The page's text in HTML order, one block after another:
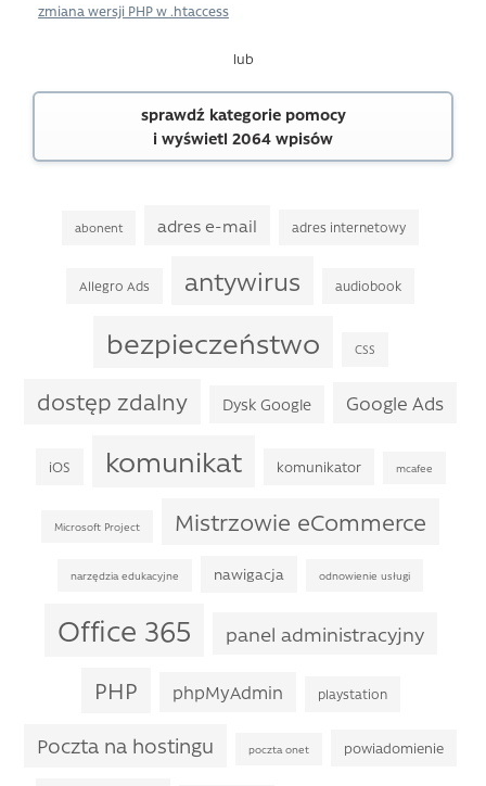
zmiana wersji PHP w .htaccess
lub
sprawdź kategorie pomocy
i wyświetl 2064 wpisów
abonent adres e-mail adres internetowy
Allegro Ads antywirus audiobook
bezpieczeństwo CSS
dostęp zdalny Dysk Google Google Ads
iOS komunikat komunikator mcafee
Microsoft Project Mistrzowie eCommerce
narzędzia edukacyjne nawigacja odnowienie usługi
Office 365 panel administracyjny
PHP phpMyAdmin playstation
Poczta na hostingu poczta onet powiadomienie